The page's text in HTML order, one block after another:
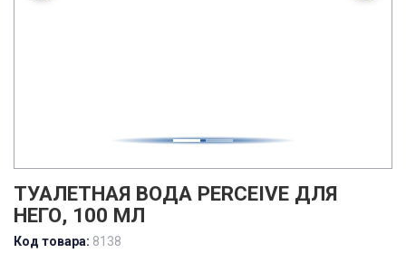
ТУАЛЕТНАЯ ВОДА PERCEIVE ДЛЯ
НЕГО, 100 МЛ
Код товара: 8138